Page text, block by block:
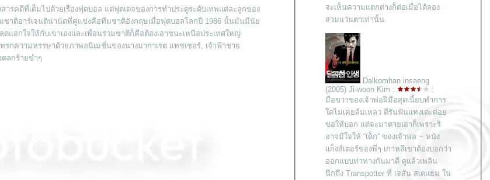
ารคดีที่เต็มไปด้วยเรื่องฟุตบอล แต่ฟุตเตจของการทำประตูระดับเทพแต่ละลูกของ
ชาติอาร์เจนติน่านัดที่คู่แข่งคือทีมชาติอังกฤษเมื่อฟุตบอลโลกปี 1986 นั้นมันมีนั
อกใจให้กับเขาเองและเพื่อนร่วมชาติก็คือต้องเอาชนะเหนือประเทศใหญ่
กความหรรษาด้วยภาพอนิเมชั่นของนางมากาเรต แทชเชอร์, เจ้าฟ้าชา
ลกร้ายขำๆ
จะเห็นความแตกต่างก็ต่อเมื่อได้ลอง
สวมแว่นตาเท่านั้น
Dalkomhan insaeng
(2005) Ji-woon Kim :
:
มือขวาของเจ้าพ่อฝีมือสุดเนี้ยบทำการ
ดไม่เคยล้มเหลว ตีรันฟันแทงเตะต่อ
ขอให้บอก แต่จะมาตายเอาก็เพราะริ
อาจมีใจให้ “เด็ก” ของเจ้าพ่อ ~ หนัง
ก็งส์เตอร์ของพี่ๆ เกาหลีเขาต้องบอกว่า
ออกแบบท่าทางกันมาดี ดูแล้วเพลิน
นึกถึง Transpotter ที่ เจสัน สเตแธม ใน